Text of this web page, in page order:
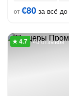
от€80 за всё
48 отзывов